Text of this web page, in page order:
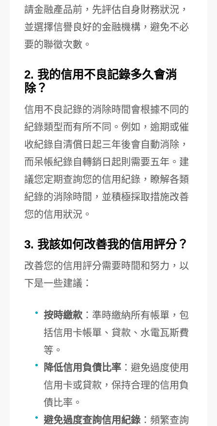
請金融產品前，先評估自身財務狀況，
並選擇信譽良好的金融機構，避免不必
要的聯徵次數。
2. 我的信用不良記錄多久會消
除？
信用不良記錄的消除時間會根據不同的
紀錄類型而有所不同。例如，逾期或催
收紀錄自清償日起三年後會自動消除，
而呆帳紀錄自轉銷日起則需要五年。建
議您定期查詢您的信用紀錄，瞭解各類
紀錄的消除時間，並積極採取措施改善
您的信用狀況。
3. 我該如何改善我的信用評分？
改善您的信用評分需要時間和努力，以
下是一些建議：
按時繳款 ：準時繳納所有帳單，包
括信用卡帳單、貸款、水電瓦斯費
等。
降低信用負債比率 ：避免過度使用
信用卡或貸款，保持合理的信用負
債比率。
避免過度查詢信用紀錄 ：頻繁查詢